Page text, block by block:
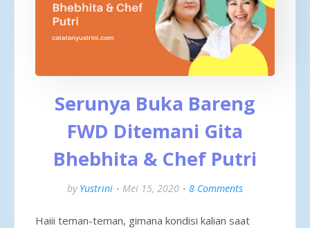
Serunya Buka Bareng
FWD Ditemani Gita
Bhebhita & Chef Putri
by Yustrini Mei 15, 2020 8 Comments
Haiii teman-teman, gimana kondisi kalian saat